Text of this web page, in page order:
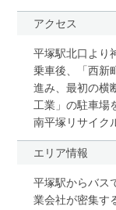
アクセス
平塚駅北口より
乗車後、「西新
進み、最初の横
工業」の駐車場
南平塚リサイク
エリア情報
平塚駅からバス
業会社が密集す